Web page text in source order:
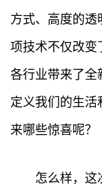
方式、高度的透
项技术不仅改变
各行业带来了全
定义我们的生
来哪些惊喜呢？
怎么样，这